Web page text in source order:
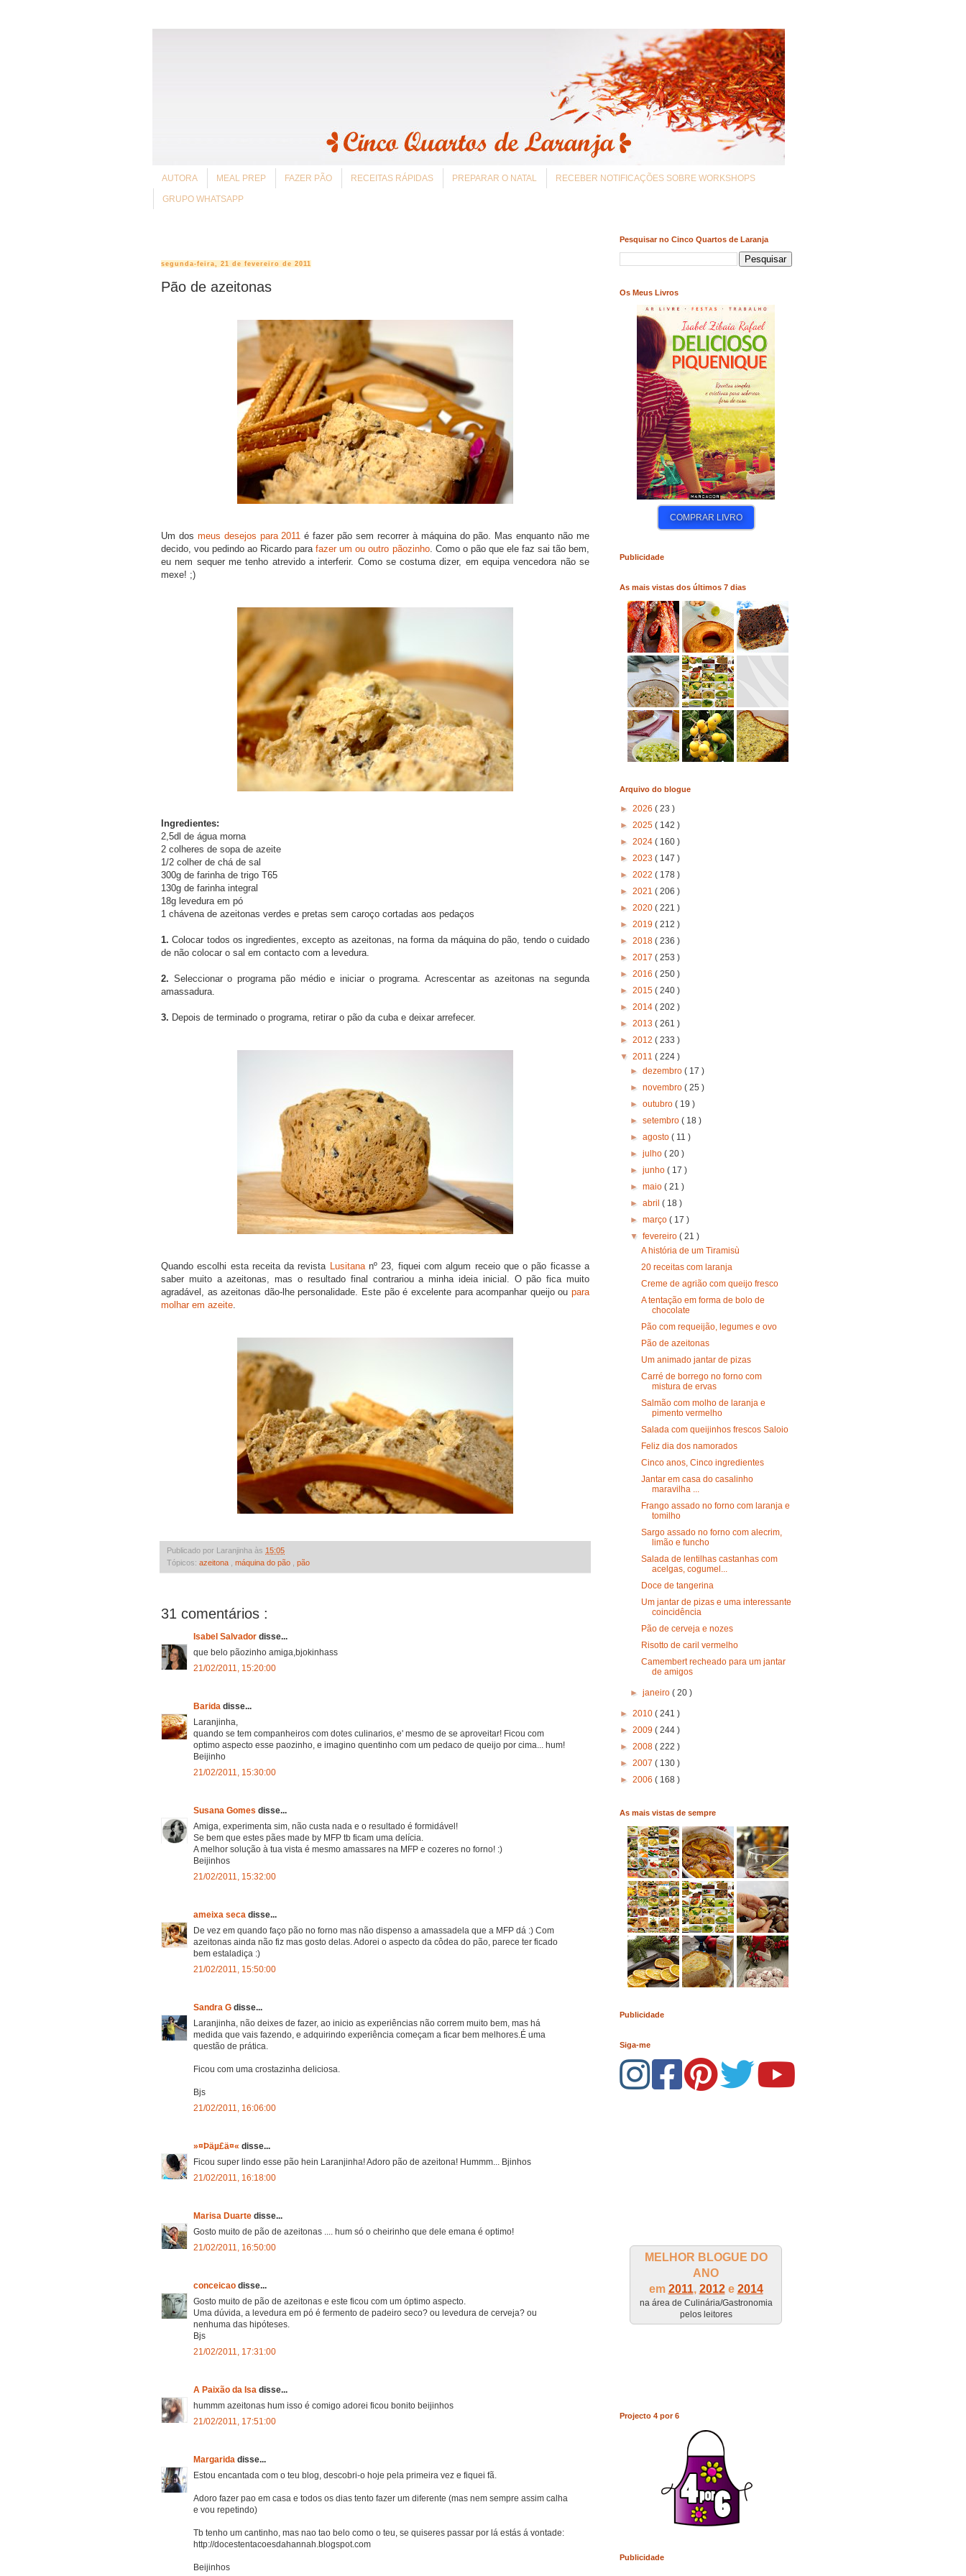
AUTORA MEAL PREP FAZER PÃO RECEITAS RÁPIDAS PREPARAR O NATAL RECEBER NOTIFICAÇÕES SOBRE WORKSHOPS
GRUPO WHATSAPP
segunda-feira, 21 de fevereiro de 2011
Pão de azeitonas
Um dos meus desejos para 2011 é fazer pão sem recorrer à máquina do pão. Mas enquanto não me
decido, vou pedindo ao Ricardo parafazer um ou outro pãozinho. Como o pão que ele faz sai tão bem,
eu nem sequer me tenho atrevido a interferir. Como se costuma dizer, em equipa vencedora não se
mexe! ;)
Ingredientes:
2,5dl de água morna
2 colheres de sopa de azeite
1/2 colher de chá de sal
300g de farinha de trigo T65
130g de farinha integral
18g levedura em pó
1 chávena de azeitonas verdes e pretas sem caroço cortadas aos pedaços
1. Colocar todos os ingredientes, excepto as azeitonas, na forma da máquina do pão, tendo o cuidado
de não colocar o sal em contacto com a levedura.
2. Seleccionar o programa pão médio e iniciar o programa. Acrescentar as azeitonas na segunda
amassadura.
3. Depois de terminado o programa, retirar o pão da cuba e deixar arrefecer.
Quando escolhi esta receita da revista Lusitananº 23, fiquei com algum receio que o pão ficasse a
saber muito a azeitonas, mas o resultado final contrariou a minha ideia inicial. O pão fica muito
agradável, as azeitonas dão-lhe personalidade. Este pão é excelente para acompanhar queijo ou para
molhar em azeite
Publicado por Laranjinha às 15:05
Tópicos: azeitona máquina do pão pão
31 comentários :
Isabel Salvador disse...
que belo pãozinho amiga,bjokinhass
21/02/2011, 15:20:00
Barida disse...
Laranjinha,
quando se tem companheiros com dotes culinarios, e' mesmo de se aproveitar! Ficou com
optimo aspecto esse paozinho, e imagino quentinho com um pedaco de queijo por cima... hum!
Beijinho
21/02/2011, 15:30:00
Susana Gomes disse...
Amiga, experimenta sim, não custa nada e o resultado é formidável!
Se bem que estes pães made by MFP tb ficam uma delícia.
A melhor solução à tua vista é mesmo amassares na MFP e cozeres no forno! :)
Beijinhos
21/02/2011, 15:32:00
ameixa seca disse...
De vez em quando faço pão no forno mas não dispenso a amassadela que a MFP dá :) Com
azeitonas ainda não fiz mas gosto delas. Adorei o aspecto da côdea do pão, parece ter ficado
bem estaladiça :)
21/02/2011, 15:50:00
Sandra G disse...
Laranjinha, não deixes de fazer, ao inicio as experiências não correm muito bem, mas há
medida que vais fazendo, e adquirindo experiência começam a ficar bem melhores.É uma
questão de prática.
Ficou com uma crostazinha deliciosa.
Bjs
21/02/2011, 16:06:00
»¤Þäµ£ä¤« disse...
Ficou super lindo esse pão hein Laranjinha! Adoro pão de azeitona! Hummm... Bjinhos
21/02/2011, 16:18:00
Marisa Duarte disse...
Gosto muito de pão de azeitonas .... hum só o cheirinho que dele emana é optimo!
21/02/2011, 16:50:00
conceicao disse...
Gosto muito de pão de azeitonas e este ficou com um óptimo aspecto.
Uma dúvida, a levedura em pó é fermento de padeiro seco? ou levedura de cerveja? ou
nenhuma das hipóteses.
Bjs
21/02/2011, 17:31:00
A Paixão da Isa disse...
hummm azeitonas hum isso é comigo adorei ficou bonito beijinhos
21/02/2011, 17:51:00
Margarida disse...
Estou encantada com o teu blog, descobri-o hoje pela primeira vez e fiquei fã.
Adoro fazer pao em casa e todos os dias tento fazer um diferente (mas nem sempre assim calha
e vou repetindo)
Tb tenho um cantinho, mas nao tao belo como o teu, se quiseres passar por lá estás á vontade:
http://docestentacoesdahannah.blogspot.com
Beijinhos
Pesquisar no Cinco Quartos de Laranja
Os Meus Livros
COMPRAR LIVRO
Publicidade
As mais vistas dos últimos 7 dias
Arquivo do blogue
► 2026 ( 23 )
► 2025 ( 142 )
► 2024 ( 160 )
► 2023 ( 147 )
► 2022 ( 178 )
► 2021 ( 206 )
► 2020 ( 221 )
► 2019 ( 212 )
► 2018 ( 236 )
► 2017 ( 253 )
► 2016 ( 250 )
► 2015 ( 240 )
► 2014 ( 202 )
► 2013 ( 261 )
► 2012 ( 233 )
▼ 2011 ( 224 )
►dezembro( 17 )
►novembro( 25 )
►outubro( 19 )
►setembro( 18 )
►agosto( 11 )
►julho( 20 )
►junho( 17 )
►maio( 21 )
►abril( 18 )
►março( 17 )
▼fevereiro( 21 )
A história de um Tiramisù
20 receitas com laranja
Creme de agrião com queijo fresco
A tentação em forma de bolo de
chocolate
Pão com requeijão, legumes e ovo
Pão de azeitonas
Um animado jantar de pizas
Carré de borrego no forno com
mistura de ervas
Salmão com molho de laranja e
pimento vermelho
Salada com queijinhos frescos Saloio
Feliz dia dos namorados
Cinco anos, Cinco ingredientes
Jantar em casa do casalinho
maravilha ...
Frango assado no forno com laranja e
tomilho
Sargo assado no forno com alecrim,
limão e funcho
Salada de lentilhas castanhas com
acelgas, cogumel...
Doce de tangerina
Um jantar de pizas e uma interessante
coincidência
Pão de cerveja e nozes
Risotto de caril vermelho
Camembert recheado para um jantar
de amigos
►janeiro( 20 )
► 2010 ( 241 )
► 2009 ( 244 )
► 2008 ( 222 )
► 2007 ( 130 )
► 2006 ( 168 )
As mais vistas de sempre
Publicidade
Siga-me
MELHOR BLOGUE DO
ANO
em 2011, 2012e 2014
na área de Culinária/Gastronomia
pelos leitores
Projecto 4 por 6
Publicidade